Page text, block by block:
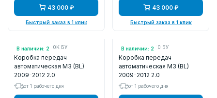
43 000 ₽
Быстрый заказ в 1 клик
43 000 ₽
Быстрый заказ в 1 клик
В наличии: 2
Арт.: FSK503000K БУ
Коробка передач
автоматическая M3 (BL)
2009-2012 2.0
от 1 рабочего дня
В наличии: 2
Арт.: FSK503000 БУ
Коробка передач
автоматическая M3 (BL)
2009-2012 2.0
от 1 рабочего дня